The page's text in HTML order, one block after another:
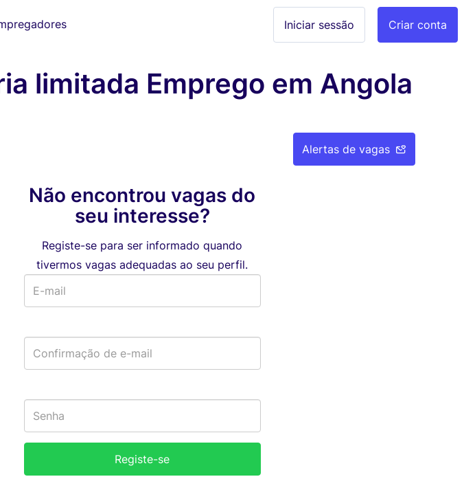
Criar conta
Iniciar sessão
limitada Emprego em Angola
Alertas de vagas
Não encontrou vagas do
seu interesse?
Registe-se para ser informado quando
tivermos vagas adequadas ao seu perfil.